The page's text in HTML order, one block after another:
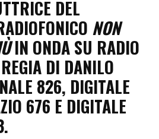
DEL
NON
IN ONDA SU RADIO
DI DANILO
826, DIGITALE
676 E DIGITALE